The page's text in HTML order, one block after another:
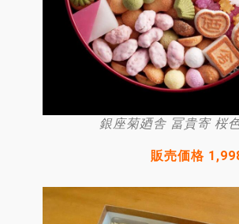
銀座菊廼舎 冨貴寄 桜
販売価格